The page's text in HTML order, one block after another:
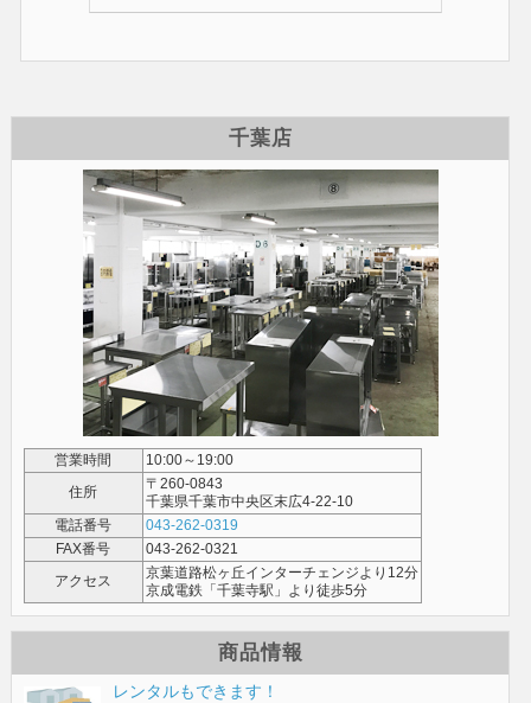
千葉店
営業時間
10:00～19:00
住所
〒260-0843
千葉県千葉市中央区末広4-22-10
電話番号
043-262-0319
FAX番号
043-262-0321
アクセス
京葉道路松ヶ丘インターチェンジより12分
京成電鉄「千葉寺駅」より徒歩5分
商品情報
レンタルもできます！